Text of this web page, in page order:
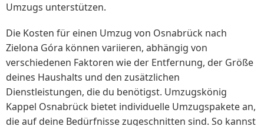
Umzugs unterstützen.
Die Kosten für einen Umzug von Osnabrück nach
Zielona Góra können variieren, abhängig von
verschiedenen Faktoren wie der Entfernung, der Größe
deines Haushalts und den zusätzlichen
Dienstleistungen, die du benötigst. Umzugskönig
Kappel Osnabrück bietet individuelle Umzugspakete an,
die auf deine Bedürfnisse zugeschnitten sind. So kannst